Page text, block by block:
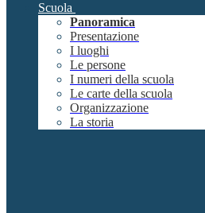
Scuola
Panoramica
Presentazione
I luoghi
Le persone
I numeri della scuola
Le carte della scuola
Organizzazione
La storia